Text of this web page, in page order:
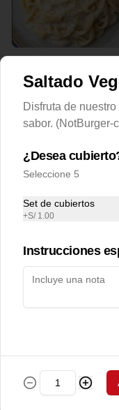
a fin de
Saltado
Disfruta de
sabor. (NotBurger-
¿Desea
Seleccione 5
Set de cubiertos
+S/ 1.00
Instrucciones